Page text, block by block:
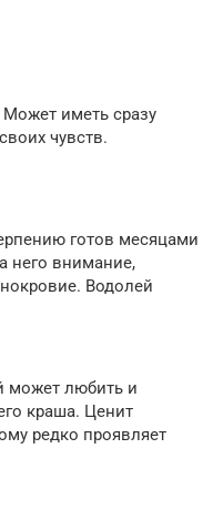
иметь сразу
чувств.
готов месяцами
него внимание,
Водолей
может любить и
краша. Ценит
редко проявляет